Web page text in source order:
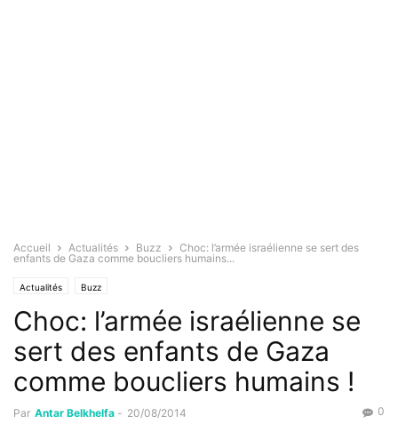
Accueil Actualités Buzz
Choc: l’armée israélienne se sert des
enfants de Gaza comme boucliers humains...
Actualités Buzz
Choc: l’armée israélienne se
sert des enfants de Gaza
comme boucliers humains !
Par Antar Belkhelfa - 20/08/2014 0